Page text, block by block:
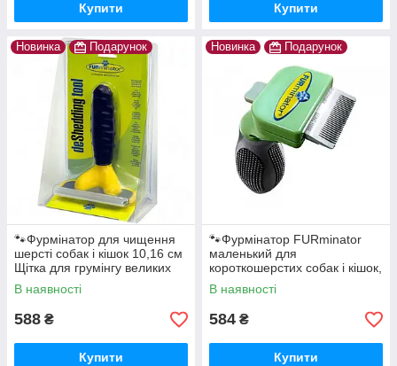
Купити Купити
Новинка Подарунок
🐾Фурмінатор для чищення
шерсті собак і кішок 10,16 см
Щітка для грумінгу великих
собак Furminator Жовтий
В наявності
588 ₴
Купити
Новинка Подарунок
🐾Фурмінатор FURminator
маленький для
короткошерстих собак і кішок,
з кнопкою 4,5 см
В наявності
584 ₴
Купити